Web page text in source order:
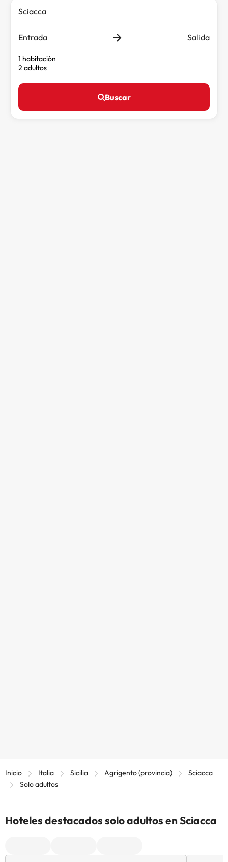
Entrada Salida
1 habitación
2 adultos
Buscar
Inicio Italia Sicilia Agrigento (provincia)
Sciacca
Solo adultos
Hoteles destacados solo adultos en Sciacca